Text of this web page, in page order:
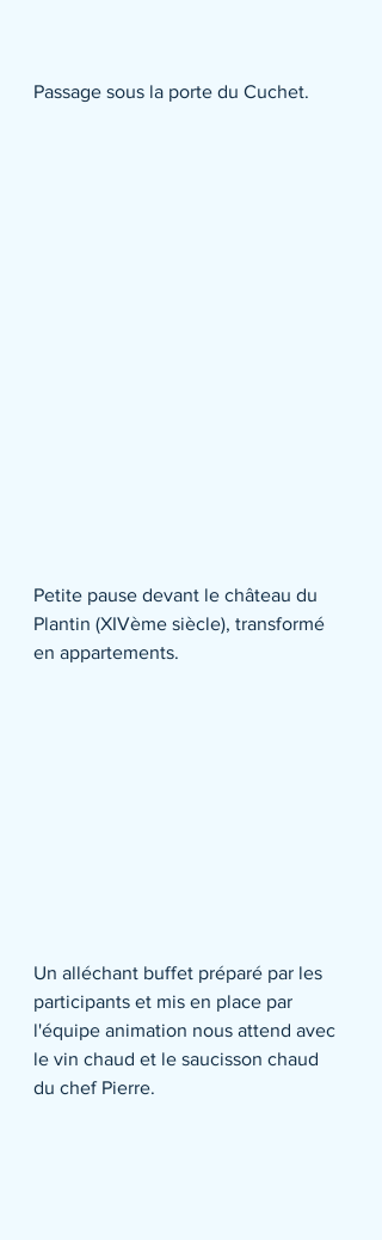
Passage sous la porte du Cuchet.
Petite pause devant le château du
Plantin (XIVème siècle), transformé
en appartements.
Un alléchant buffet préparé par les
participants et mis en place par
l'équipe animation nous attend avec
le vin chaud et le saucisson chaud
du chef Pierre.